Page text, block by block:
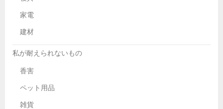
家電
建材
私が耐えられないもの
香害
ペット用品
雑貨